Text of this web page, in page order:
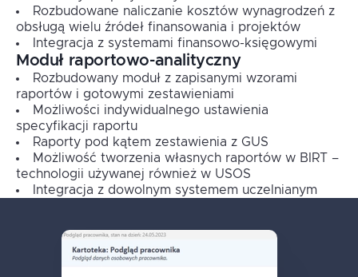
Rozbudowane naliczanie kosztów wynagrodzeń z
obsługą wielu źródeł finansowania i projektów
Integracja z systemami finansowo-księgowymi
Moduł raportowo-analityczny
Rozbudowany moduł z zapisanymi wzorami
raportów i gotowymi zestawieniami
Możliwości indywidualnego ustawienia
specyfikacji raportu
Raporty pod kątem zestawienia z GUS
Możliwość tworzenia własnych raportów w BIRT –
technologii używanej również w USOS
Integracja z dowolnym systemem uczelnianym